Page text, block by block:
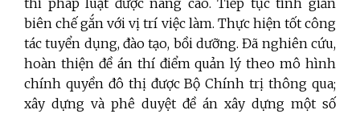
biên chế gắn với vị trí việc làm. Thực hiện tốt công
tác tuyển dụng, đào tạo, bồi dưỡng. Đã nghiên cứu,
hoàn thiện đề án thí điểm quản lý theo mô hình
chính quyền đô thị được Bộ Chính trị thông qua;
xây dựng và phê duyệt đề án xây dựng một số